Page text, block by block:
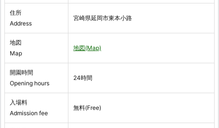
住所
Address
宮崎県延岡市東本小路
地図
Map
地図(Map)
開園時間
Opening hours
24時間
入場料
Admission fee
無料(Free)